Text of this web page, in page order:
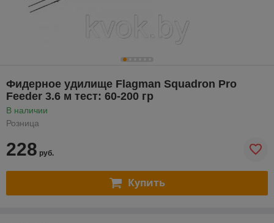
Фидерное удилище Flagman Squadron Pro
Feeder 3.6 м тест: 60-200 гр
В наличии
Розница
228 руб.
Купить